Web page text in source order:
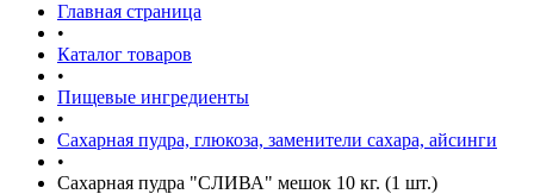
Главная страница
•
Каталог товаров
•
Пищевые ингредиенты
•
Сахарная пудра, глюкоза, заменители сахара, айсинги
•
Сахарная пудра "СЛИВА" мешок 10 кг. (1 шт.)